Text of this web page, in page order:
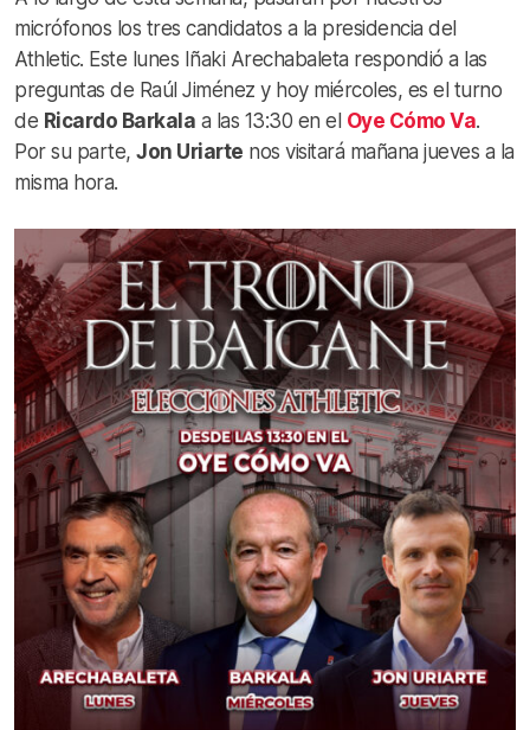
micrófonos los tres candidatos a la presidencia del
Athletic. Este lunes Iñaki Arechabaleta respondió a las
preguntas de Raúl Jiménez y hoy miércoles, es el turno
de Ricardo Barkala a las 13:30 en el Oye Cómo Va.
Por su parte, Jon Uriarte nos visitará mañana jueves a la
misma hora.